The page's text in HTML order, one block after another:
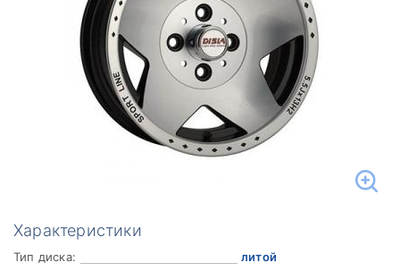
Характеристики
Тип диска:
литой